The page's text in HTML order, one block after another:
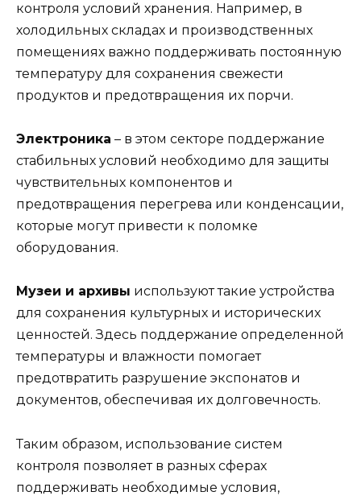
контроля условий хранения. Например, в
холодильных складах и производственных
помещениях важно поддерживать постоянную
температуру для сохранения свежести
продуктов и предотвращения их порчи.
Электроника – в этом секторе поддержание
стабильных условий необходимо для защиты
чувствительных компонентов и
предотвращения перегрева или конденсации,
которые могут привести к поломке
оборудования.
Музеи и архивы используют такие устройства
для сохранения культурных и исторических
ценностей. Здесь поддержание определенной
температуры и влажности помогает
предотвратить разрушение экспонатов и
документов, обеспечивая их долговечность.
Таким образом, использование систем
контроля позволяет в разных сферах
поддерживать необходимые условия,